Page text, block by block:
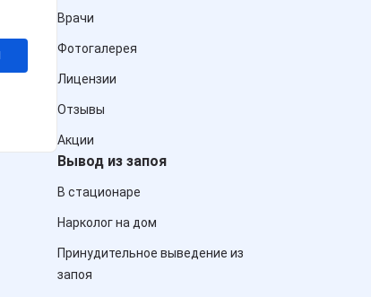
Врачи
Фотогалерея
Лицензии
Отзывы
Акции
Вывод из запоя
В стационаре
Нарколог на дом
Принудительное выведение из
запоя